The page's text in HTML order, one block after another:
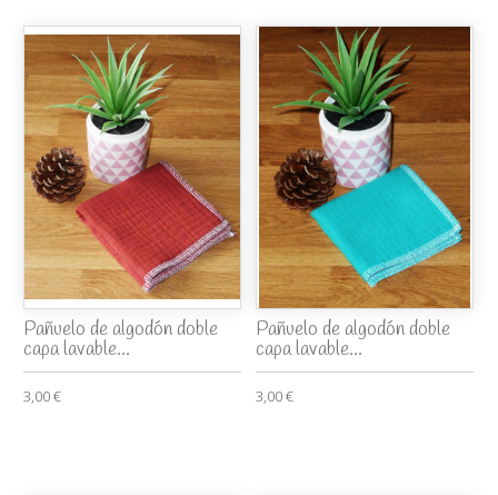
Pañuelo de algodón doble
capa lavable...
3,00 €
Pañuelo de algodón doble
capa lavable...
3,00 €